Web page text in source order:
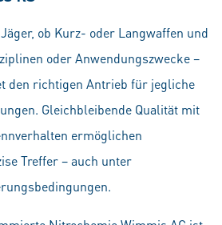
ob Kurz- oder Langwaffen und
oder Anwendungszwecke –
den richtigen Antrieb für jegliche
Gleichbleibende Qualität mit
ermöglichen
Treffer – auch unter